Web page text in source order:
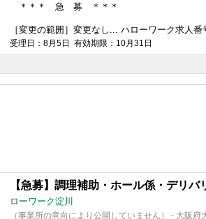
＊＊＊ 急 募 ＊＊＊
［変更の範囲］変更なし... ハローワーク求人番
受理日：8月5日 有効期限：10月31日
【急募】調理補助・ホール係・デリバ
ローワーク淀川
（事業所の意向により公開していません） - 大阪府